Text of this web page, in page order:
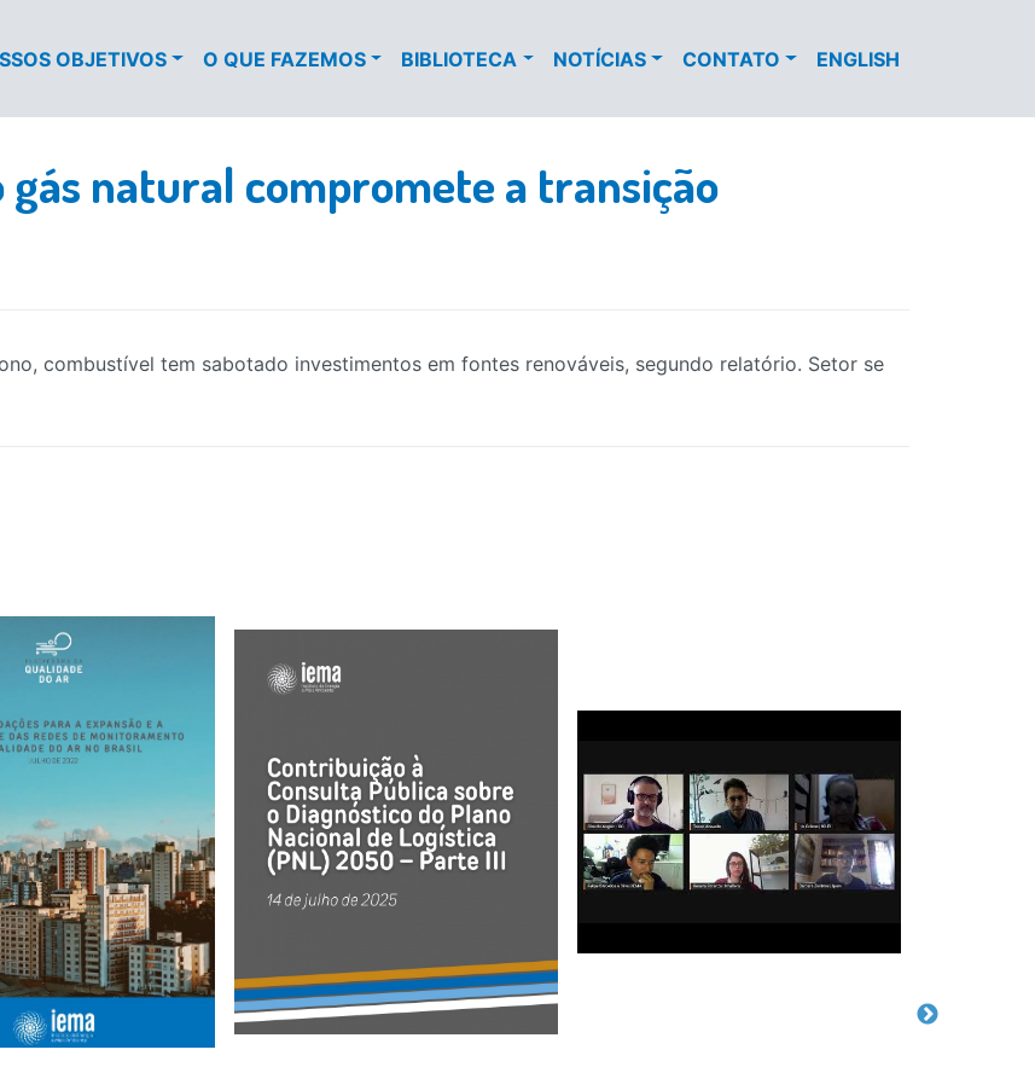
OBJETIVOS O QUE FAZEMOS BIBLIOTECA NOTÍCIAS CONTATO ENGLISH
gás natural compromete a transição
combustível tem sabotado investimentos em fontes renováveis, segundo relatório. Setor se